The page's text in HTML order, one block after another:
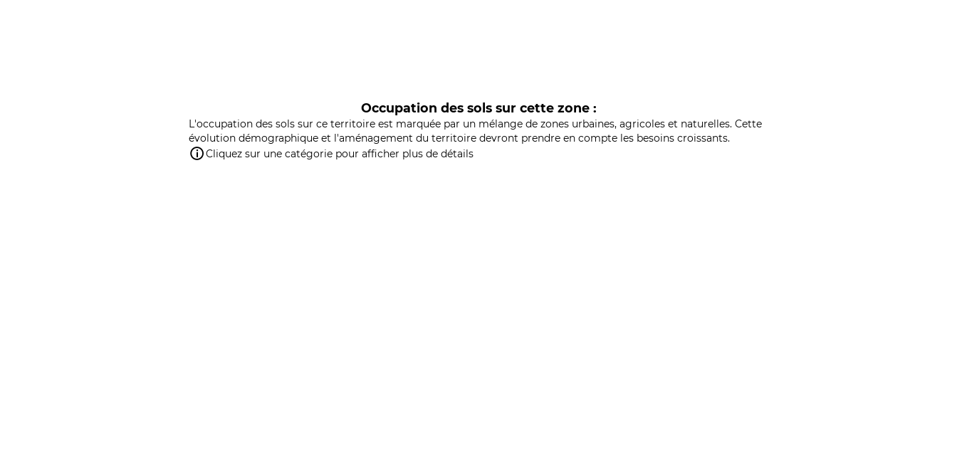
Occupation des sols sur cette zone :
L'occupation des sols sur ce territoire est marquée par un mélange de zones urbaines, agricoles et naturelles. Cette
évolution démographique et l'aménagement du territoire devront prendre en compte les besoins croissants.
Cliquez sur une catégorie pour afficher plus de détails